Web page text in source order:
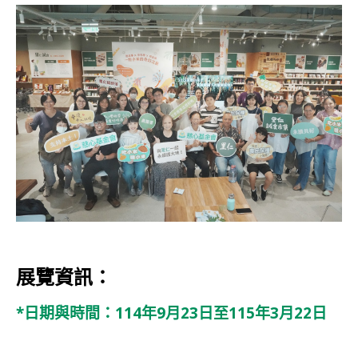
展覽資訊：
*日期與時間：114年9月23日至115年3月22日